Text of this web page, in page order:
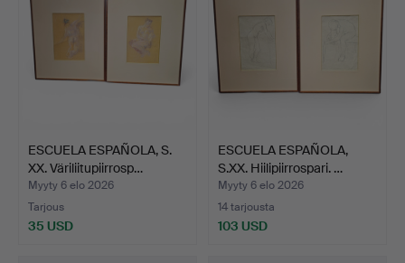
ESCUELA ESPAÑOLA, S.
XX. Väriliitupiirrosp…
Myyty 6 elo 2026
Tarjous
35 USD
ESCUELA ESPAÑOLA,
S.XX. Hiilipiirrospari. …
Myyty 6 elo 2026
14 tarjousta
103 USD